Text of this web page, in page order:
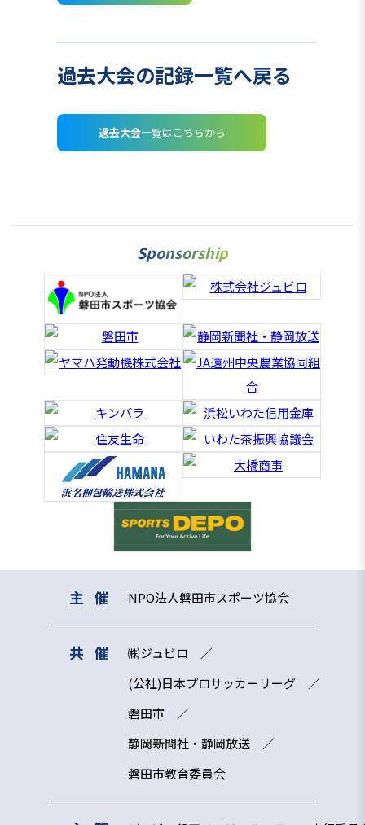
過去大会の記録一覧へ戻る
過去大会一覧はこちらから
Sponsorship
主催 NPO法人磐田市スポーツ協会
共催
㈱ジュビロ
(公社)日本プロサッカーリーグ
磐田市
静岡新聞社・静岡放送
磐田市教育委員会